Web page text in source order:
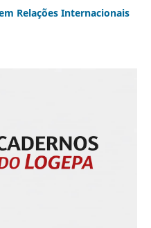
Relações Internacionais